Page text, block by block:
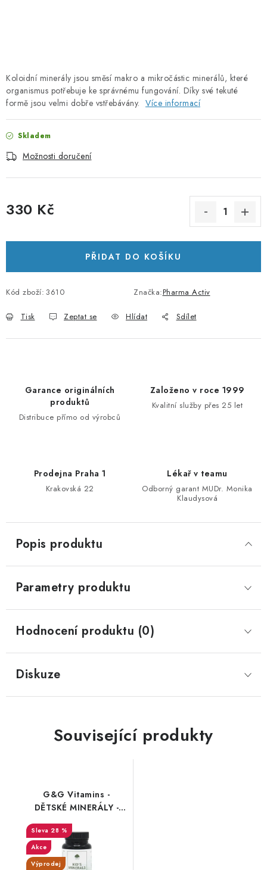
Podmínky ochrany osobních údajů
Kontakty
Natural Health Store
Slovník pojmů
Mapa serveru
Moje objednávka
Koloidní minerály jsou směsí makro a mikročástic minerálů, které
organismus potřebuje ke správnému fungování. Díky své tekuté
formě jsou velmi dobře vstřebávány. Více informací
Skladem
Možnosti doručení
330 Kč
PŘIDAT DO KOŠÍKU
Kód zboží: 3610 Značka:Pharma Activ
Tisk Zeptat se Hlídat Sdílet
Garance originálních
produktů
Distribuce přímo od výrobců
Založeno v roce 1999
Kvalitní služby přes 25 let
Prodejna Praha 1
Krakovská 22
Lékař v teamu
Odborný garant MUDr. Monika
Klaudysová
Popis produktu
Parametry produktu
Hodnocení produktu (0)
Diskuze
Související produkty
G&G Vitamins -
DĚTSKÉ MINERÁLY -
150 kapslí - DMS 3/26
28 %
Akce
Výprodej